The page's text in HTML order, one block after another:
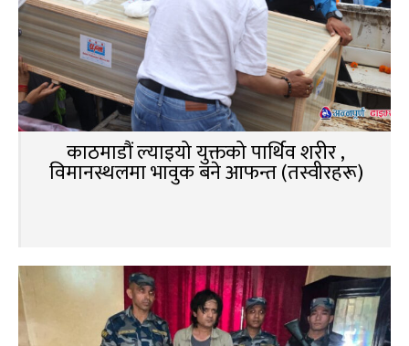
काठमाडौं ल्याइयो युक्तको पार्थिव शरीर ,
विमानस्थलमा भावुक बने आफन्त (तस्वीरहरू)